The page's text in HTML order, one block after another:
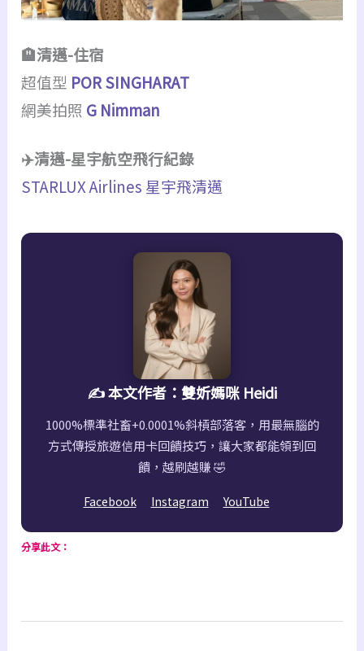
🏨清邁-住宿
超值型 POR SINGHARAT
網美拍照 G Nimman
✈️清邁-星宇航空飛行紀錄
STARLUX Airlines 星宇飛清邁
✍️ 本文作者：雙妡媽咪 Heidi
1000%標準社畜+0.0001%斜槓部落客，用最無腦的
方式傳授旅遊信用卡回饋技巧，讓大家都能領到回
饋，越刷越賺 🤣
Facebook Instagram YouTube
分享此文：